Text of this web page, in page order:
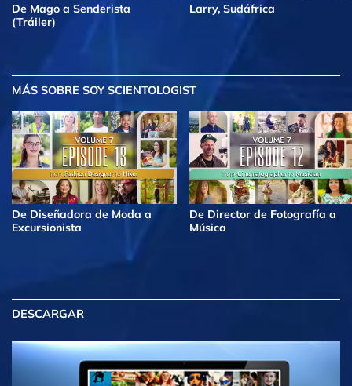
De Mago a Senderista
(Tráiler)
Larry, Sudáfrica
MÁS SOBRE SOY SCIENTOLOGIST
De Diseñadora de Moda a
Excursionista
De Director de Fotografía a
Música
DESCARGAR